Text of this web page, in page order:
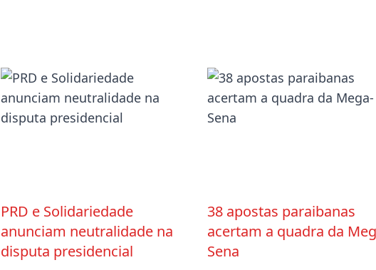
PRD e Solidariedade
anunciam neutralidade na
disputa presidencial
38 apostas paraibanas
acertam a quadra da
Sena